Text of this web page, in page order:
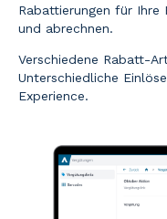
Rabattierungen für Ihre
und abrechnen.
Verschiedene Rabatt-
Unterschiedliche
Experience.